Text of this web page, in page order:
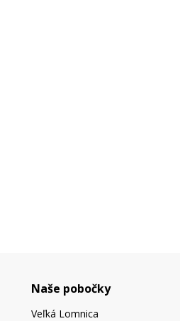
Naše pobočky
Veľká Lomnica